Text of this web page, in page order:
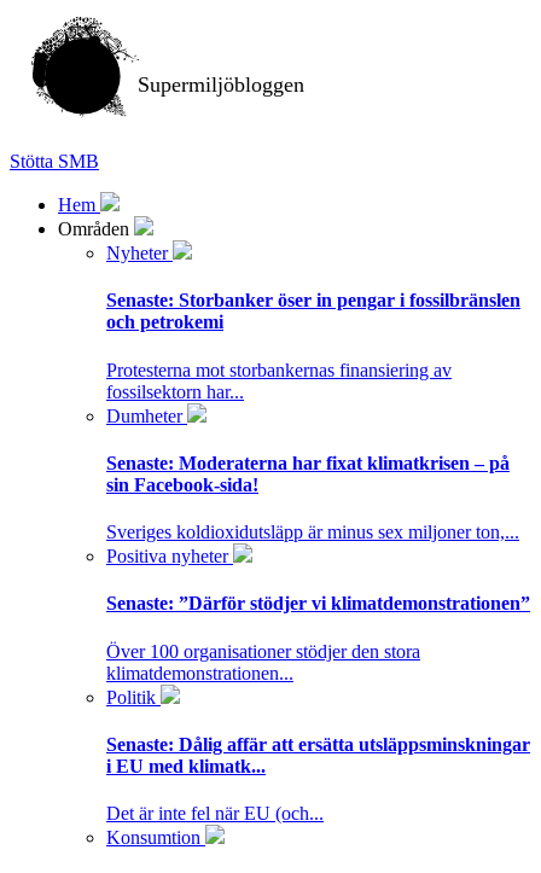
Supermiljöbloggen
Stötta SMB
Hem
Områden
Nyheter
Senaste: Storbanker öser in pengar i fossilbränslen
och petrokemi
Protesterna mot storbankernas finansiering av
fossilsektorn har...
Dumheter
Senaste: Moderaterna har fixat klimatkrisen – på
sin Facebook-sida!
Sveriges koldioxidutsläpp är minus sex miljoner ton,...
Positiva nyheter
Senaste: ”Därför stödjer vi klimatdemonstrationen”
Över 100 organisationer stödjer den stora
klimatdemonstrationen...
Politik
Senaste: Dålig affär att ersätta utsläppsminskningar
i EU med klimatk...
Det är inte fel när EU (och...
Konsumtion